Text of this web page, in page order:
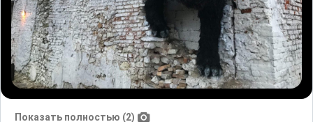
Показать полностью (2)